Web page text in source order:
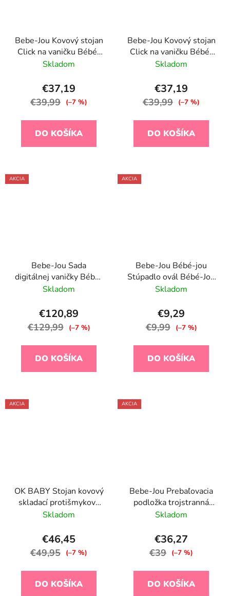
Bebe-Jou Kovový stojan
Click na vaničku Bébé-
Jou 98 cm Fabulous
Skladom
€37,19
€39,99 (–7 %)
DO KOŠÍKA
Bebe-Jou Kovový stojan
Click na vaničku Bébé-
Jou 98 cm Fabulous
Skladom
€37,19
€39,99 (–7 %)
DO KOŠÍKA
AKCIA
Bebe-Jou Sada
digitálnej vaničky Bébé-
Jou Sense Edition
stojanom
Skladom
€120,89
€129,99 (–7 %)
DO KOŠÍKA
AKCIA
Bebe-Jou Bébé-jou
Stúpadlo ovál Bébé-Jou
Humpreys ružové
Skladom
€9,29
€9,99 (–7 %)
DO KOŠÍKA
AKCIA
OK BABY Stojan kovový
skladací protišmykový
na vaničku Onda a Onda
Skladom
€46,45
€49,95 (–7 %)
DO KOŠÍKA
AKCIA
Bebe-Jou Prebaľovacia
podložka trojstranná
Bébé-Jou Miffy and
Skladom
€36,27
€39 (–7 %)
DO KOŠÍKA